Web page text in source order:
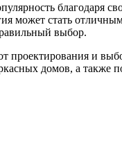
благодаря
может стать
выбор.
и
домов, а